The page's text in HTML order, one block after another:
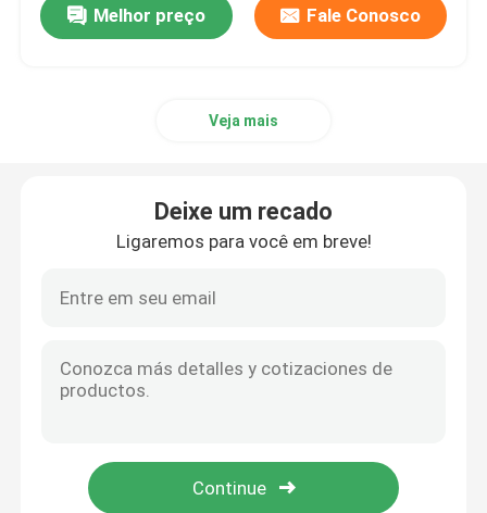
Melhor preço Fale Conosco
Veja mais
Deixe um recado
Ligaremos para você em breve!